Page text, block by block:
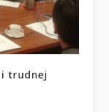
i trudnej